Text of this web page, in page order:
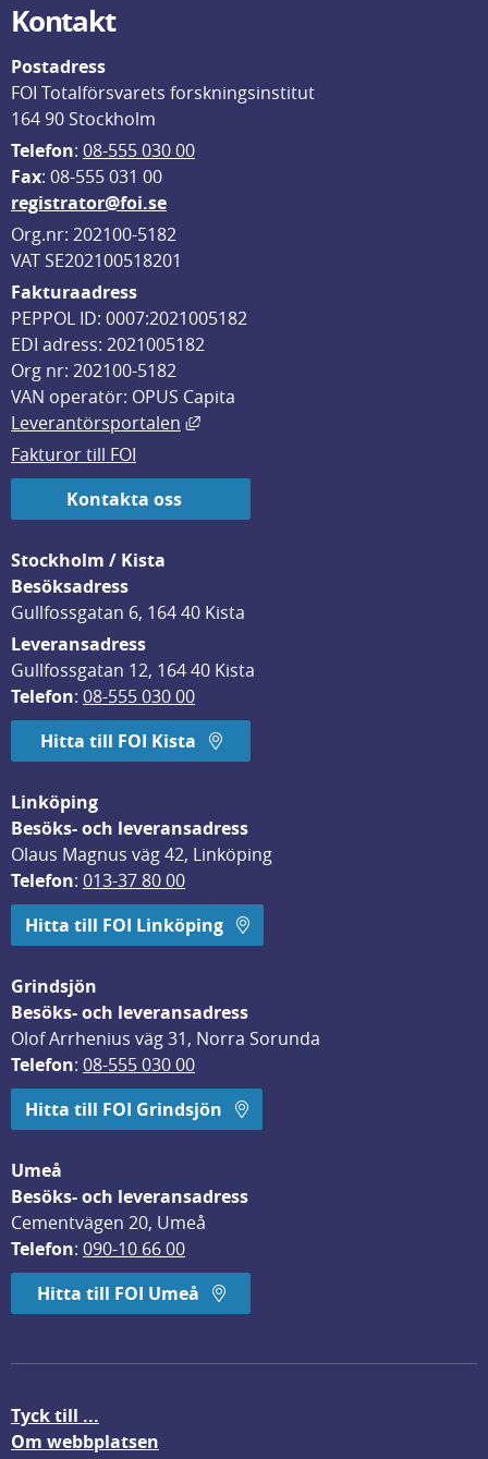
Kontakt
Postadress
FOI Totalförsvarets forskningsinstitut
164 90 Stockholm
Telefon: 08-555 030 00
Fax: 08-555 031 00
registrator@foi.se
Org.nr: 202100-5182
VAT SE202100518201
Fakturaadress
PEPPOL ID: 0007:2021005182
EDI adress: 2021005182
Org nr: 202100-5182
VAN operatör: OPUS Capita
Leverantörsportalen
Länk till annan webbplats, öppnas
Fakturor till FOI
Kontakta oss
Stockholm / Kista
Besöksadress
Gullfossgatan 6, 164 40 Kista
Leveransadress
Gullfossgatan 12, 164 40 Kista
Telefon: 08-555 030 00
Hitta till FOI Kista
Linköping
Besöks- och leveransadress
Olaus Magnus väg 42, Linköping
Telefon: 013-37 80 00
Hitta till FOI Linköping
Grindsjön
Besöks- och leveransadress
Olof Arrhenius väg 31, Norra Sorunda
Telefon: 08-555 030 00
Hitta till FOI Grindsjön
Umeå
Besöks- och leveransadress
Cementvägen 20, Umeå
Telefon: 090-10 66 00
Hitta till FOI Umeå
Tyck till ...
Om webbplatsen